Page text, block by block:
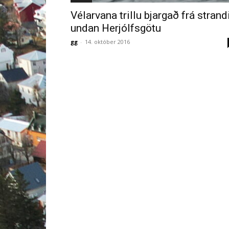
Vélarvana trillu bjargað frá
undan Herjólfsgötu
gg - 14. október 2016